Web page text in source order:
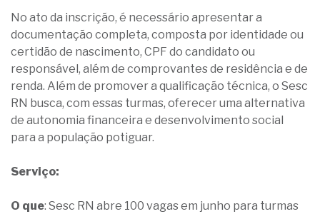
No ato da inscrição, é necessário apresentar a
documentação completa, composta por identidade ou
certidão de nascimento, CPF do candidato ou
responsável, além de comprovantes de residência e de
renda. Além de promover a qualificação técnica, o Sesc
RN busca, com essas turmas, oferecer uma alternativa
de autonomia financeira e desenvolvimento social
para a população potiguar.
Serviço:
O que: Sesc RN abre 100 vagas em junho para turmas